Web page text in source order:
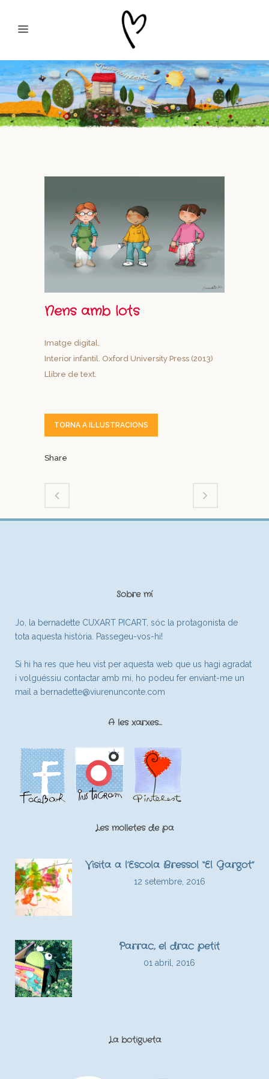
Nens amb lots
Imatge digital.
Interior infantil. Oxford University Press (2013)
Llibre de text.
TORNA A IL·LUSTRACIONS
Share
Sobre mí
Jo, la bernadette CUXART PICART, sóc la protagonista de
tota aquesta història. Passegeu-vos-hi!
Si hi ha res que heu vist per aquesta web que us hagi agradat
i volguéssiu contactar amb mi, ho podeu fer enviant-me un
mail a bernadette@viurenunconte.com
A les xarxes…
Les molletes de pa
Visita a l’Escola Bressol “El Gargot”
12 setembre, 2016
Parrac, el drac petit
01 abril, 2016
La botigueta